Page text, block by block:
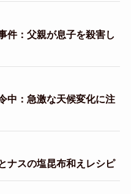
件：父親が息子を殺害し
中：急激な天候変化に注
ナスの塩昆布和えレシピ